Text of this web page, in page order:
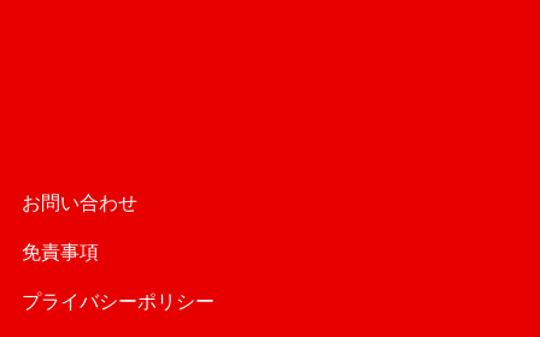
お問い合わせ
免責事項
プライバシーポリシー